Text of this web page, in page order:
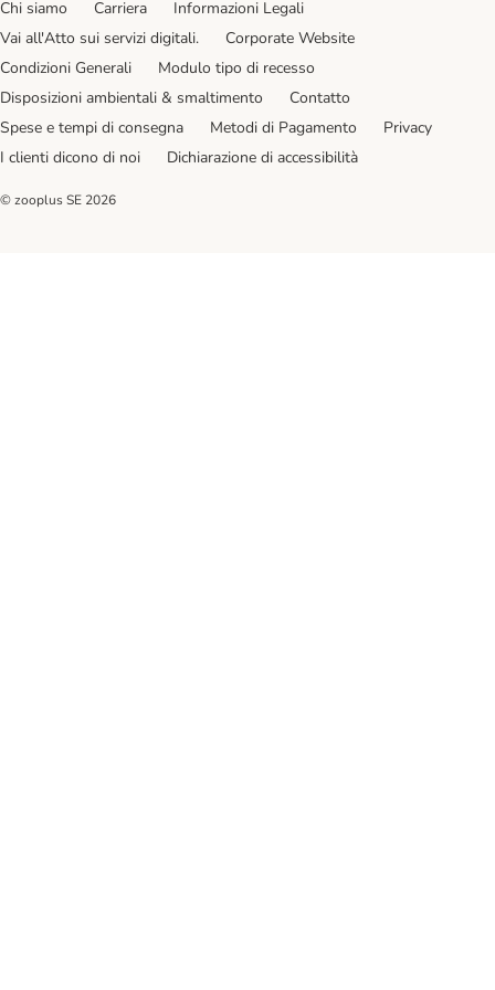
Chi siamo Carriera
Informazioni Legali
Vai all'Atto sui servizi digitali.
Corporate Website
Condizioni Generali
Modulo tipo di recesso
Disposizioni ambientali & smaltimento
Contatto
Spese e tempi di consegna
Metodi di Pagamento
Privacy
I clienti dicono di noi
Dichiarazione di accessibilità
© zooplus SE 2026